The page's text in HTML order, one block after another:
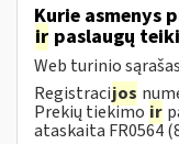
Kurie asmenys
ir paslaugų
Web turinio sąrašas
Registracijos
Prekių tiekimo ir
ataskaita FR0564